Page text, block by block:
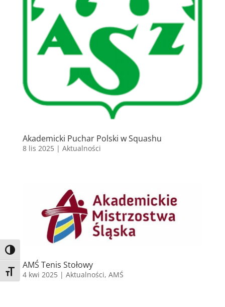
Toggle High Contrast
Toggle Font size
Akademicki Puchar Polski w Squashu
8 lis 2025| Aktualności
AMŚ Tenis Stołowy
4 kwi 2025| Aktualności, AMŚ